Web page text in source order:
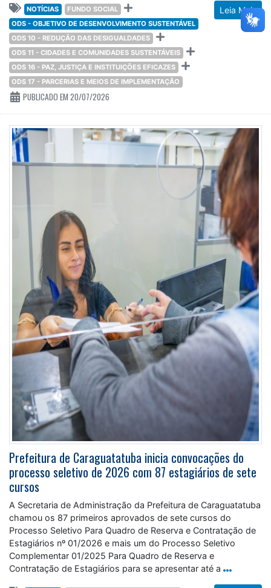
Leia Mais
NOTÍCIAS
FUNDO SOCIAL
ODS - OBJETIVO DE DESENVOLVIMENTO SUSTENTÁVEL
ODS 10 - REDUÇÃO DAS DESIGUALDADES
ODS 11 - CIDADES E COMUNIDADES SUSTENTÁVEIS
ODS 16 - PAZ, JUSTIÇA E INSTITUIÇÕES EFICAZES
ODS 17 - PARCERIAS E MEIOS DE IMPLEMENTAÇÃO
PUBLICADO EM 20/07/2026
Prefeitura de Caraguatatuba inicia convocações do
processo seletivo de 2026 com 87 estagiários de sete
cursos
A Secretaria de Administração da Prefeitura de Caraguatatuba
chamou os 87 primeiros aprovados de sete cursos do
Processo Seletivo Para Quadro de Reserva e Contratação de
Estagiários nº 01/2026 e mais um do Processo Seletivo
Complementar 01/2025 Para Quadro de Reserva e
Contratação de Estagiários para se apresentar até a